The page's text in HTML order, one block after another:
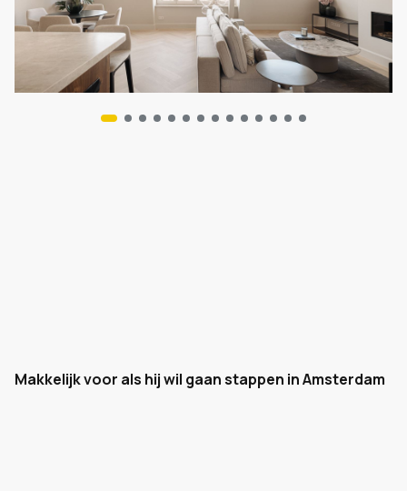
Makkelijk voor als hij wil gaan stappen in Amsterdam